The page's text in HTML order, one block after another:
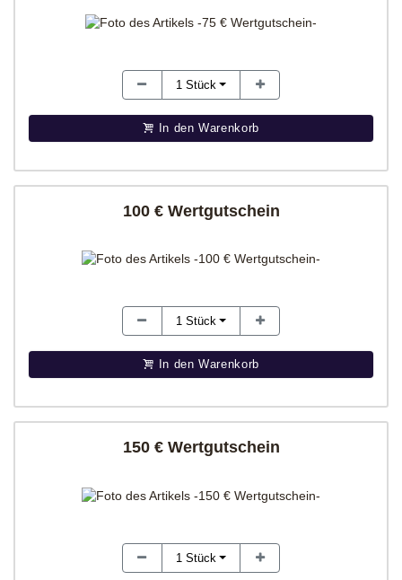
1 Stück
In den Warenkorb
100 € Wertgutschein
1 Stück
In den Warenkorb
150 € Wertgutschein
1 Stück